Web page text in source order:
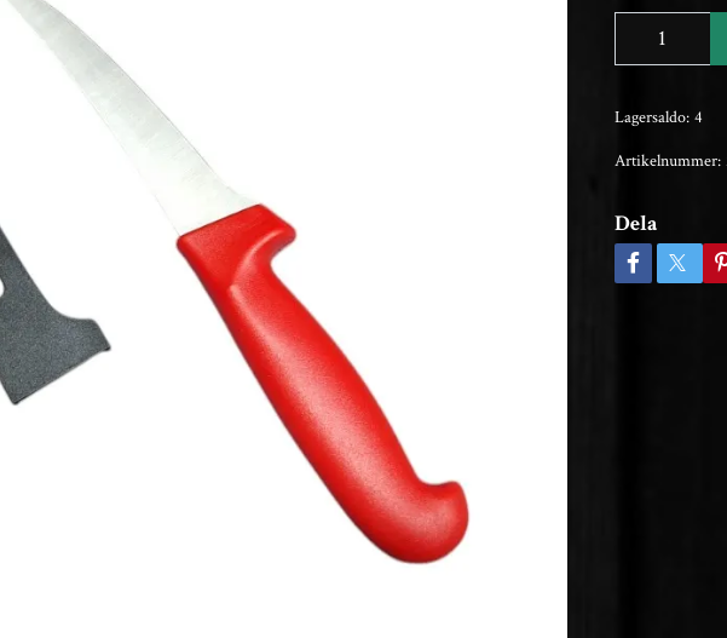
Lagersaldo: 4
Artikelnummer:
Dela